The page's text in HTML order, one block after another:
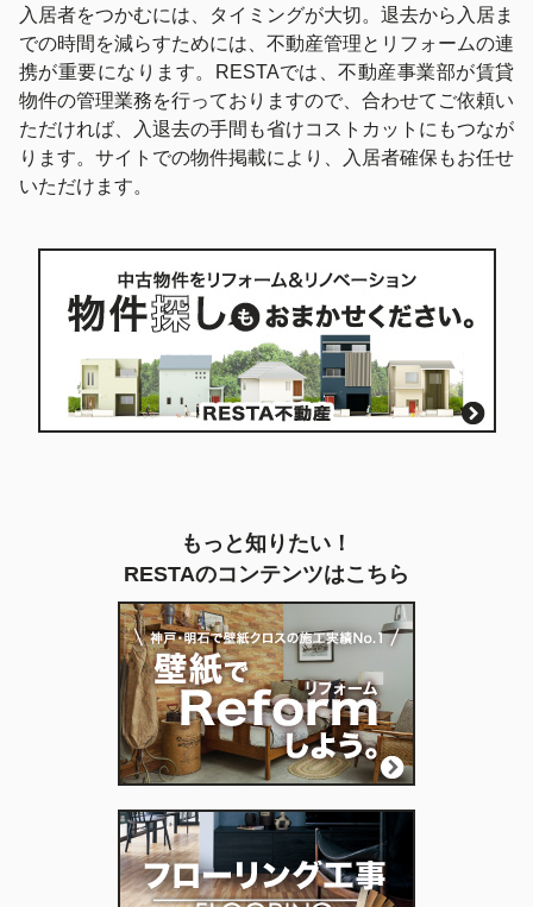
入居者をつかむには、タイミングが大切。退去から入居ま
での時間を減らすためには、不動産管理とリフォームの連
携が重要になります。RESTAでは、不動産事業部が賃貸
物件の管理業務を行っておりますので、合わせてご依頼い
ただければ、入退去の手間も省けコストカットにもつなが
ります。サイトでの物件掲載により、入居者確保もお任せ
いただけます。
もっと知りたい！
RESTAのコンテンツはこちら